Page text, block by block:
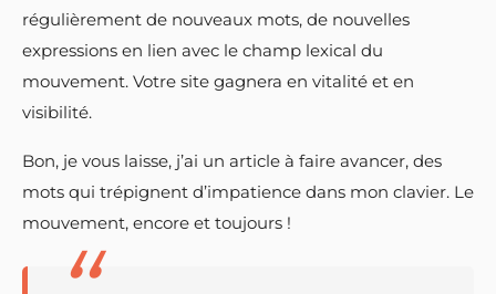
régulièrement de nouveaux mots, de nouvelles
expressions en lien avec le champ lexical du
mouvement. Votre site gagnera en vitalité et en
visibilité.
Bon, je vous laisse, j’ai un article à faire avancer, des
mots qui trépignent d’impatience dans mon clavier. Le
mouvement, encore et toujours !